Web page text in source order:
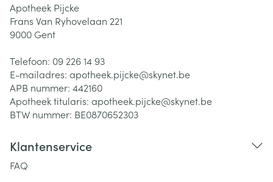
Apotheek Pijcke
Frans Van Ryhovelaan 221
9000 Gent
Telefoon: 09 226 14 93
E-mailadres: apotheek.pijcke@skynet.be
APB nummer: 442160
Apotheek titularis: apotheek.pijcke@skynet.be
BTW nummer: BE0870652303
Klantenservice
FAQ